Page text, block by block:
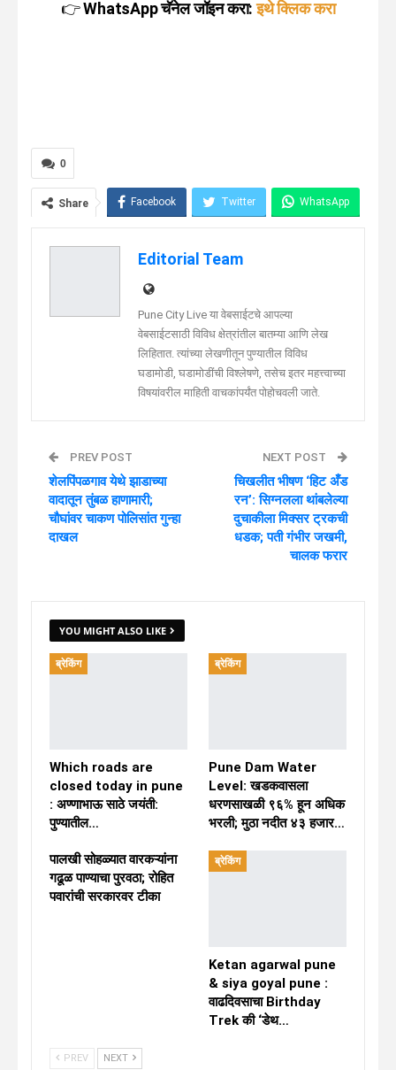
👉WhatsApp चॅनेल जॉइन करा: इथे क्लिक करा
0
Share Facebook Twitter WhatsApp
Editorial Team
Pune City Live या वेबसाईटचे आपल्या
वेबसाईटसाठी विविध क्षेत्रांतील बातम्या आणि लेख
लिहितात. त्यांच्या लेखणीतून पुण्यातील विविध
घडामोडी, घडामोडींची विश्लेषणे, तसेच इतर महत्त्वाच्या
विषयांवरील माहिती वाचकांपर्यंत पोहोचवली जाते.
PREV POST
शेलपिंपळगाव येथे झाडाच्या
वादातून तुंबळ हाणामारी;
चौघांवर चाकण पोलिसांत गुन्हा
दाखल
NEXT POST
चिखलीत भीषण ‘हिट अँड
रन’: सिग्नलला थांबलेल्या
दुचाकीला मिक्सर ट्रकची
धडक; पती गंभीर जखमी,
चालक फरार
YOU MIGHT ALSO LIKE
ब्रेकिंग
Which roads are
closed today in pune
: अण्णाभाऊ साठे जयंती:
पुण्यातील…
ब्रेकिंग
Pune Dam Water
Level: खडकवासला
धरणसाखळी ९६% हून अधिक
भरली; मुठा नदीत ४३ हजार…
पालखी सोहळ्यात वारकऱ्यांना
गढूळ पाण्याचा पुरवठा; रोहित
पवारांची सरकारवर टीका
ब्रेकिंग
Ketan agarwal pune
& siya goyal pune :
वाढदिवसाचा Birthday
Trek की ‘डेथ…
PREV NEXT